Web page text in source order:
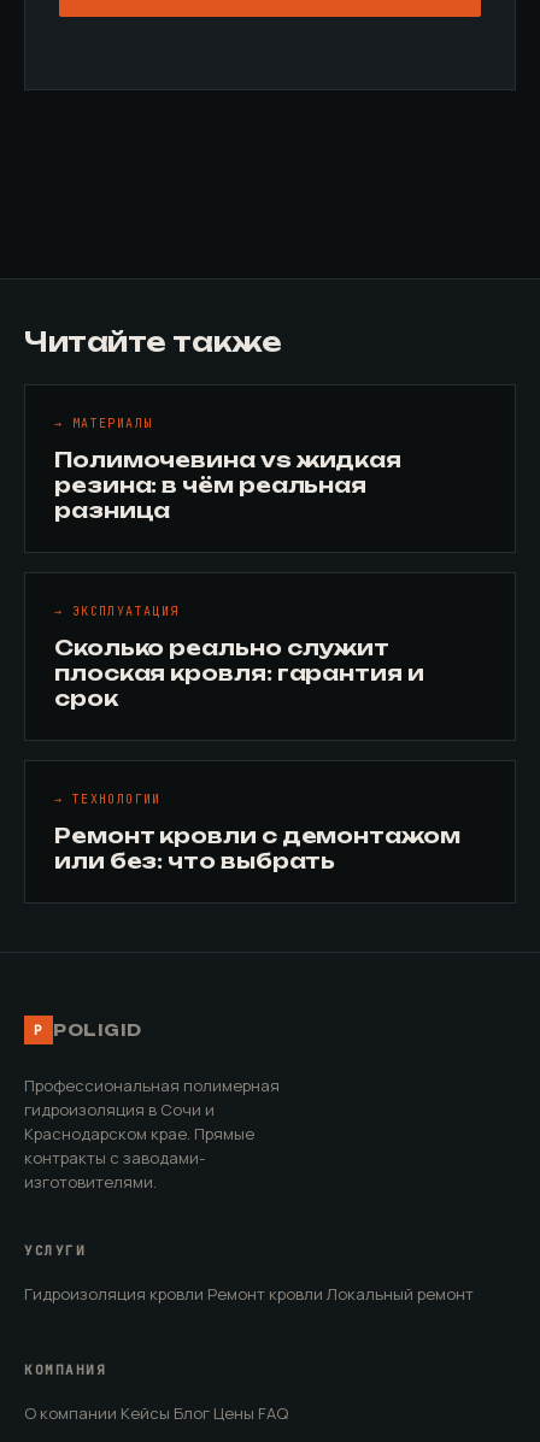
Читайте также
→ МАТЕРИАЛЫ
Полимочевина vs жидкая
резина: в чём реальная
разница
→ ЭКСПЛУАТАЦИЯ
Сколько реально служит
плоская кровля: гарантия и
срок
→ ТЕХНОЛОГИИ
Ремонт кровли с демонтажом
или без: что выбрать
P POLIGID
Профессиональная полимерная
гидроизоляция в Сочи и
Краснодарском крае. Прямые
контракты с заводами-
изготовителями.
УСЛУГИ
Гидроизоляция кровли Ремонт кровли Локальный ремонт
КОМПАНИЯ
О компании Кейсы Блог Цены FAQ